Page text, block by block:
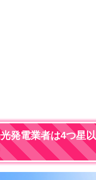
発電業者は4つ星